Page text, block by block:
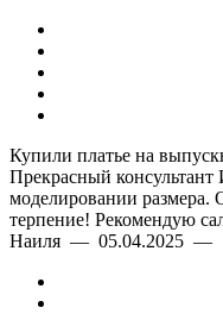
Купили платье на
Прекрасный
моделировании размера.
терпение! Рекомендую
Наиля — 05.04.2025 —